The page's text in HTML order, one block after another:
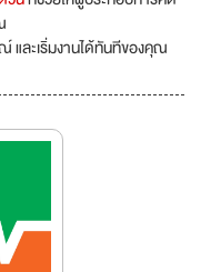
และเริ่มงานได้ทันทีของคุณ